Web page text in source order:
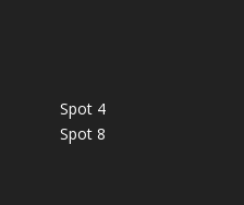
Spot 4
Spot 8